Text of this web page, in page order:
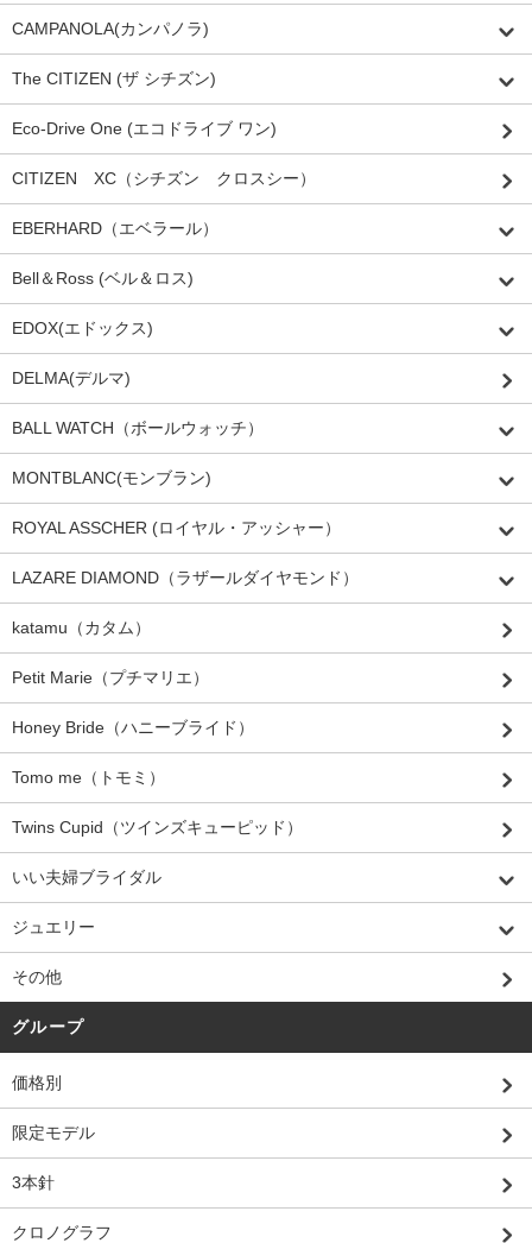
CAMPANOLA(カンパノラ)
The CITIZEN (ザ シチズン)
Eco-Drive One (エコドライブ ワン)
CITIZEN XC（シチズン クロスシー）
EBERHARD（エベラール）
Bell＆Ross (ベル＆ロス)
EDOX(エドックス)
DELMA(デルマ)
BALL WATCH（ボールウォッチ）
MONTBLANC(モンブラン)
ROYAL ASSCHER (ロイヤル・アッシャー）
LAZARE DIAMOND（ラザールダイヤモンド）
katamu（カタム）
Petit Marie（プチマリエ）
Honey Bride（ハニーブライド）
Tomo me（トモミ）
Twins Cupid（ツインズキューピッド）
いい夫婦ブライダル
ジュエリー
その他
グループ
価格別
限定モデル
3本針
クロノグラフ